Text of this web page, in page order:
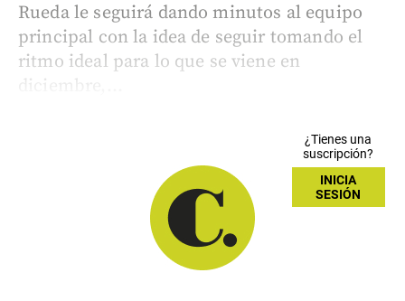
Rueda le seguirá dando minutos al equipo
principal con la idea de seguir tomando el
ritmo ideal para lo que se viene en
diciembre,...
¿Tienes una
suscripción?
INICIA
SESIÓN